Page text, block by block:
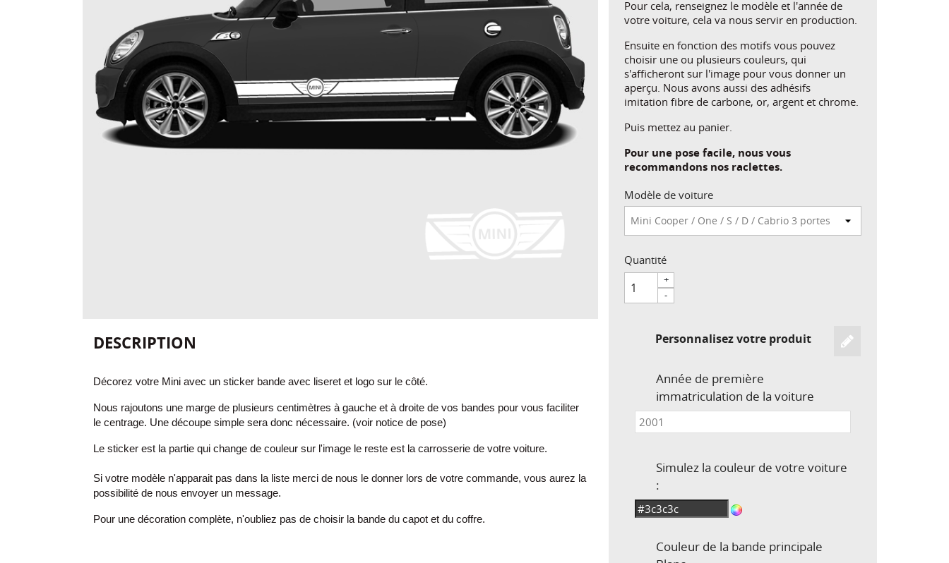
DESCRIPTION
Décorez votre Mini avec un sticker bande avec liseret et logo sur le côté.
Nous rajoutons une marge de plusieurs centimètres à gauche et à droite de vos bandes pour vous faciliter
le centrage. Une découpe simple sera donc nécessaire. (voir notice de pose)
Le sticker est la partie qui change de couleur sur l'image le reste est la carrosserie de votre voiture.
Si votre modèle n'apparait pas dans la liste merci de nous le donner lors de votre commande, vous aurez la
possibilité de nous envoyer un message.
Pour une décoration complète, n'oubliez pas de choisir la bande du capot et du coffre.
Pour cela, renseignez le modèle et l'année de
votre voiture, cela va nous servir en production.
Ensuite en fonction des motifs vous pouvez
choisir une ou plusieurs couleurs, qui
s'afficheront sur l'image pour vous donner un
aperçu. Nous avons aussi des adhésifs
imitation fibre de carbone, or, argent et chrome.
Puis mettez au panier.
Pour une pose facile, nous vous
recommandons nos raclettes.
Modèle de voiture
Quantité
+
-
Personnalisez votre produit
Année de première
immatriculation de la voiture
Simulez la couleur de votre voiture
:
Couleur de la bande principale